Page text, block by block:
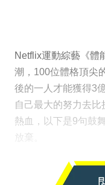
Netflix運動綜藝《體
潮，100位體格頂尖
後的一人才能獲得3
自己最大的努力去
熱血，以下是9句鼓
放棄。